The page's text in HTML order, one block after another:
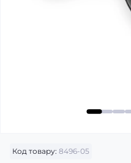
Код товару: 8496-05